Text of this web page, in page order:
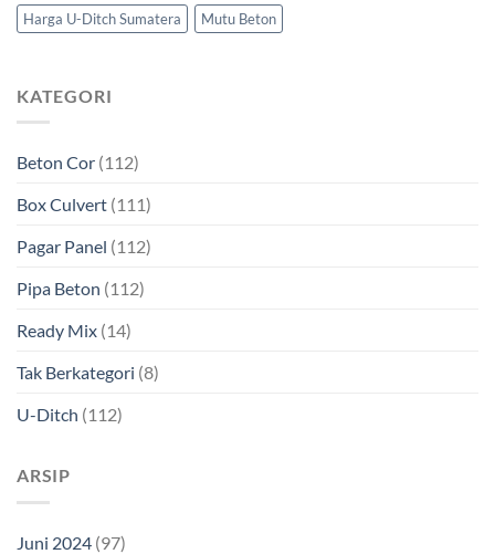
Harga U-Ditch Sumatera
Mutu Beton
KATEGORI
Beton Cor (112)
Box Culvert (111)
Pagar Panel (112)
Pipa Beton (112)
Ready Mix (14)
Tak Berkategori (8)
U-Ditch (112)
ARSIP
Juni 2024 (97)